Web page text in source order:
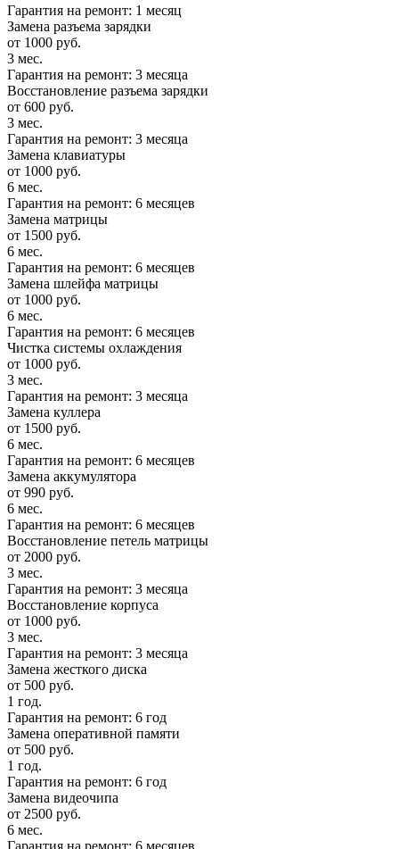
Гарантия на ремонт: 1 месяц
Замена разъема зарядки
от 1000 руб.
3 мес.
Гарантия на ремонт: 3 месяца
Восстановление разъема зарядки
от 600 руб.
3 мес.
Гарантия на ремонт: 3 месяца
Замена клавиатуры
от 1000 руб.
6 мес.
Гарантия на ремонт: 6 месяцев
Замена матрицы
от 1500 руб.
6 мес.
Гарантия на ремонт: 6 месяцев
Замена шлейфа матрицы
от 1000 руб.
6 мес.
Гарантия на ремонт: 6 месяцев
Чистка системы охлаждения
от 1000 руб.
3 мес.
Гарантия на ремонт: 3 месяца
Замена куллера
от 1500 руб.
6 мес.
Гарантия на ремонт: 6 месяцев
Замена аккумулятора
от 990 руб.
6 мес.
Гарантия на ремонт: 6 месяцев
Восстановление петель матрицы
от 2000 руб.
3 мес.
Гарантия на ремонт: 3 месяца
Восстановление корпуса
от 1000 руб.
3 мес.
Гарантия на ремонт: 3 месяца
Замена жесткого диска
от 500 руб.
1 год.
Гарантия на ремонт: 6 год
Замена оперативной памяти
от 500 руб.
1 год.
Гарантия на ремонт: 6 год
Замена видеочипа
от 2500 руб.
6 мес.